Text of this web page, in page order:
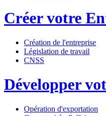
Créer votre
Création de l'entreprise
Législation de travail
CNSS
Développer
Opération d'exportation